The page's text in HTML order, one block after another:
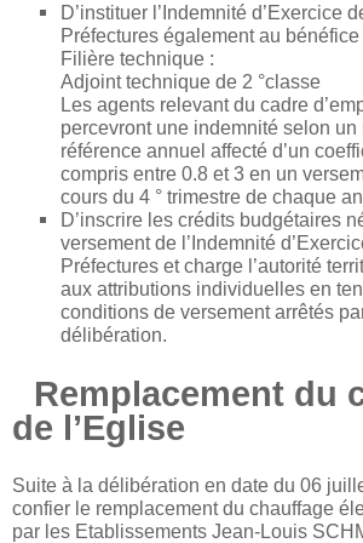
D’instituer l’Indemnité d’Exercice
Préfectures également au bénéfice
Filière technique :
Adjoint technique de 2 °classe
Les agents relevant du cadre
percevront une indemnité selon un
référence annuel affecté d’un
compris entre 0.8 et 3 en un
cours du 4 ° trimestre de chaque
D’inscrire les crédits budgétaires
versement de l’Indemnité
Préfectures et charge l’autorité
aux attributions individuelles en
conditions de versement arrêtés
délibération.
Remplacement du
de l’Eglise
Suite à la délibération en date du 06
confier le remplacement du chauffage
par les Etablissements Jean-Louis